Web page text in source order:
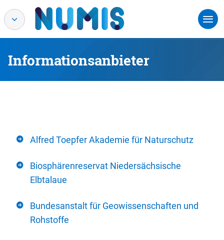
Informationsanbieter
Alfred Toepfer Akademie für Naturschutz
Biosphärenreservat Niedersächsische
Elbtalaue
Bundesanstalt für Geowissenschaften und
Rohstoffe